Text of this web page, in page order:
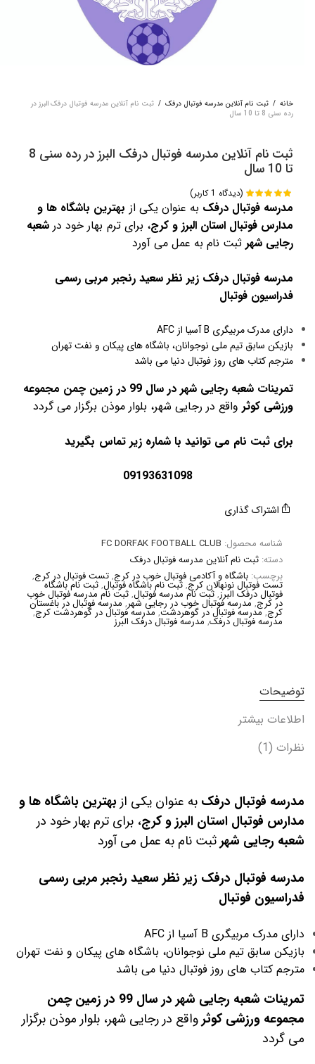
خانه / ثبت نام آنلاین مدرسه فوتبال درفک / ثبت نام آنلاین مدرسه فوتبال درفک البرز در
رده سنی 8 تا 10 سال
ثبت نام آنلاین مدرسه فوتبال درفک البرز در رده سنی 8
تا 10 سال
امتیازدهی
از 5 در
1
امتیازدهی
مشتری
(دیدگاه 1کاربر)
مدرسه فوتبال درفک به عنوان یکی از بهترین باشگاه ها و
مدارس فوتبال استان البرز و کرج، برای ترم بهار خود در شعبه
رجایی شهر ثبت نام به عمل می آورد
مدرسه فوتبال درفک زیر نظر سعید رنجبر مربی رسمی
فدراسیون فوتبال
دارای مدرک مربیگری B آسیا از AFC
بازیکن سابق تیم ملی نوجوانان، باشگاه های پیکان و نفت تهران
مترجم کتاب های روز فوتبال دنیا می باشد
تمرینات شعبه رجایی شهر در سال 99 در زمین چمن مجموعه
ورزشی کوثر واقع در رجایی شهر، بلوار موذن برگزار می گردد
برای ثبت نام می توانید با شماره زیر تماس بگیرید
09193631098
اشتراک گذاری
شناسه محصول: FC DORFAK FOOTBALL CLUB
دسته:ثبت نام آنلاین مدرسه فوتبال درفک
برچسب:باشگاه و آکادمی فوتبال خوب در کرج,تست فوتبال در کرج,
تست فوتبال نونهالان کرج,ثبت نام باشگاه فوتبال,ثبت نام باشگاه
فوتبال درفک البرز,ثبت نام مدرسه فوتبال,ثبت نام مدرسه فوتبال خوب
در کرج,مدرسه فوتبال خوب در رجایی شهر,مدرسه فوتبال در باغستان
کرج,مدرسه فوتبال در گوهردشت, مدرسه فوتبال در گوهردشت کرج,
مدرسه فوتبال درفک, مدرسه فوتبال درفک البرز
توضیحات
اطلاعات بیشتر
نظرات (1)
مدرسه فوتبال درفک به عنوان یکی از بهترین باشگاه ها و
مدارس فوتبال استان البرز و کرج، برای ترم بهار خود در
شعبه رجایی شهرثبت نام به عمل می آورد
مدرسه فوتبال درفک زیر نظر سعید رنجبر مربی رسمی
فدراسیون فوتبال
دارای مدرک مربیگری B آسیا از AFC
بازیکن سابق تیم ملی نوجوانان، باشگاه های پیکان و نفت تهران
مترجم کتاب های روز فوتبال دنیا می باشد
تمرینات شعبه رجایی شهر در سال 99 در زمین چمن
مجموعه ورزشی کوثرواقع در رجایی شهر، بلوار موذن برگزار
می گردد